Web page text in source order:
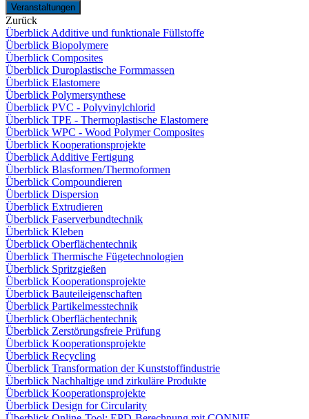
Veranstaltungen
Zurück
Überblick Additive und funktionale Füllstoffe
Überblick Biopolymere
Überblick Composites
Überblick Duroplastische Formmassen
Überblick Elastomere
Überblick Polymersynthese
Überblick PVC - Polyvinylchlorid
Überblick TPE - Thermoplastische Elastomere
Überblick WPC - Wood Polymer Composites
Überblick Kooperationsprojekte
Überblick Additive Fertigung
Überblick Blasformen/Thermoformen
Überblick Compoundieren
Überblick Dispersion
Überblick Extrudieren
Überblick Faserverbundtechnik
Überblick Kleben
Überblick Oberflächentechnik
Überblick Thermische Fügetechnologien
Überblick Spritzgießen
Überblick Kooperationsprojekte
Überblick Bauteileigenschaften
Überblick Partikelmesstechnik
Überblick Oberflächentechnik
Überblick Zerstörungsfreie Prüfung
Überblick Kooperationsprojekte
Überblick Recycling
Überblick Transformation der Kunststoffindustrie
Überblick Nachhaltige und zirkuläre Produkte
Überblick Kooperationsprojekte
Überblick Design for Circularity